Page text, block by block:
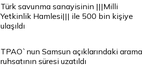
Türk savunma sanayisinin |||Milli
Yetkinlik Hamlesi||| ile 500 bin kişiye
ulaşıldı
TPAO`nun Samsun açıklarındaki arama
ruhsatının süresi uzatıldı